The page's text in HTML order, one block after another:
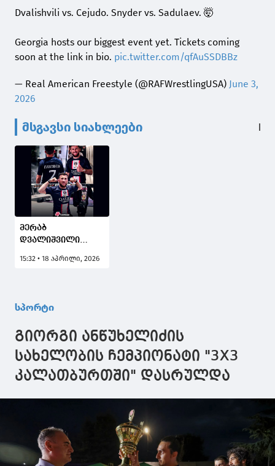
Dvalishvili vs. Cejudo. Snyder vs. Sadulaev. 🤯
Georgia hosts our biggest event yet. Tickets coming
soon at the link in bio. pic.twitter.com/qfAuSSDBBz
— Real American Freestyle (@RAFWrestlingUSA) June 3,
2026
მსგავსი სიახლეები
მერაბ
დვალიშვილი
სეხუდოსთან
ჩაბარებაზე, ხვიჩა
კვარაცხელიას
გამოცხადდა
15:32 • 18 აპრილი, 2026
სპორტი
გიორგი ანწუხელიძის
სახელობის ჩემპიონატი "3X3
კალათბურთში" დასრულდა